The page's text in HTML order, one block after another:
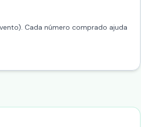
Cada número comprado ajuda